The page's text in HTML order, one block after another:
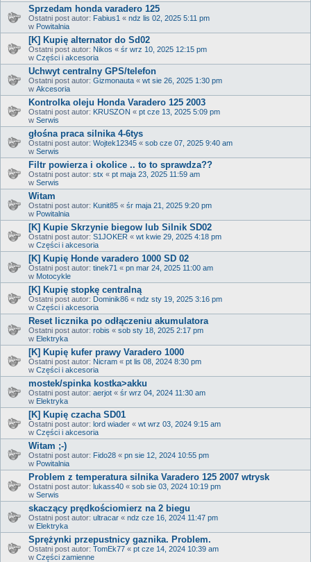
Sprzedam honda varadero 125
Ostatni post autor: Fabius1 « ndz lis 02, 2025 5:11 pm
w Powitalnia
[K] Kupię alternator do Sd02
Ostatni post autor: Nikos « śr wrz 10, 2025 12:15 pm
w Części i akcesoria
Uchwyt centralny GPS/telefon
Ostatni post autor: Gizmonauta « wt sie 26, 2025 1:30 pm
w Akcesoria
Kontrolka oleju Honda Varadero 125 2003
Ostatni post autor: KRUSZON « pt cze 13, 2025 5:09 pm
w Serwis
głośna praca silnika 4-6tys
Ostatni post autor: Wojtek12345 « sob cze 07, 2025 9:40 am
w Serwis
Filtr powierza i okolice .. to to sprawdza??
Ostatni post autor: stx « pt maja 23, 2025 11:59 am
w Serwis
Witam
Ostatni post autor: Kunit85 « śr maja 21, 2025 9:20 pm
w Powitalnia
[K] Kupie Skrzynie biegow lub Silnik SD02
Ostatni post autor: S1JOKER « wt kwie 29, 2025 4:18 pm
w Części i akcesoria
[K] Kupię Honde varadero 1000 SD 02
Ostatni post autor: tinek71 « pn mar 24, 2025 11:00 am
w Motocykle
[K] Kupię stopkę centralną
Ostatni post autor: Dominik86 « ndz sty 19, 2025 3:16 pm
w Części i akcesoria
Reset licznika po odłączeniu akumulatora
Ostatni post autor: robis « sob sty 18, 2025 2:17 pm
w Elektryka
[K] Kupię kufer prawy Varadero 1000
Ostatni post autor: Nicram « pt lis 08, 2024 8:30 pm
w Części i akcesoria
mostek/spinka kostka>akku
Ostatni post autor: aerjot « śr wrz 04, 2024 11:30 am
w Elektryka
[K] Kupię czacha SD01
Ostatni post autor: lord wiader « wt wrz 03, 2024 9:15 am
w Części i akcesoria
Witam ;-)
Ostatni post autor: Fido28 « pn sie 12, 2024 10:55 pm
w Powitalnia
Problem z temperatura silnika Varadero 125 2007 wtrysk
Ostatni post autor: lukass40 « sob sie 03, 2024 10:19 pm
w Serwis
skaczący prędkościomierz na 2 biegu
Ostatni post autor: ultracar « ndz cze 16, 2024 11:47 pm
w Elektryka
Sprężynki przepustnicy gaznika. Problem.
Ostatni post autor: TomEk77 « pt cze 14, 2024 10:39 am
w Części zamienne